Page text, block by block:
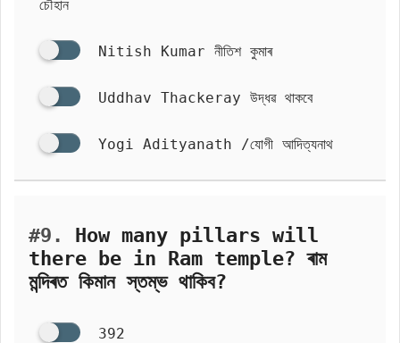
চৌহান
Nitish Kumar নীতিশ কুমাৰ
Uddhav Thackeray উদ্ধৱ থাকবে
Yogi Adityanath /যোগী আদিত্যনাথ
#9.
How many pillars will
there be in Ram temple? ৰাম
মন্দিৰত কিমান স্তম্ভ থাকিব?
392